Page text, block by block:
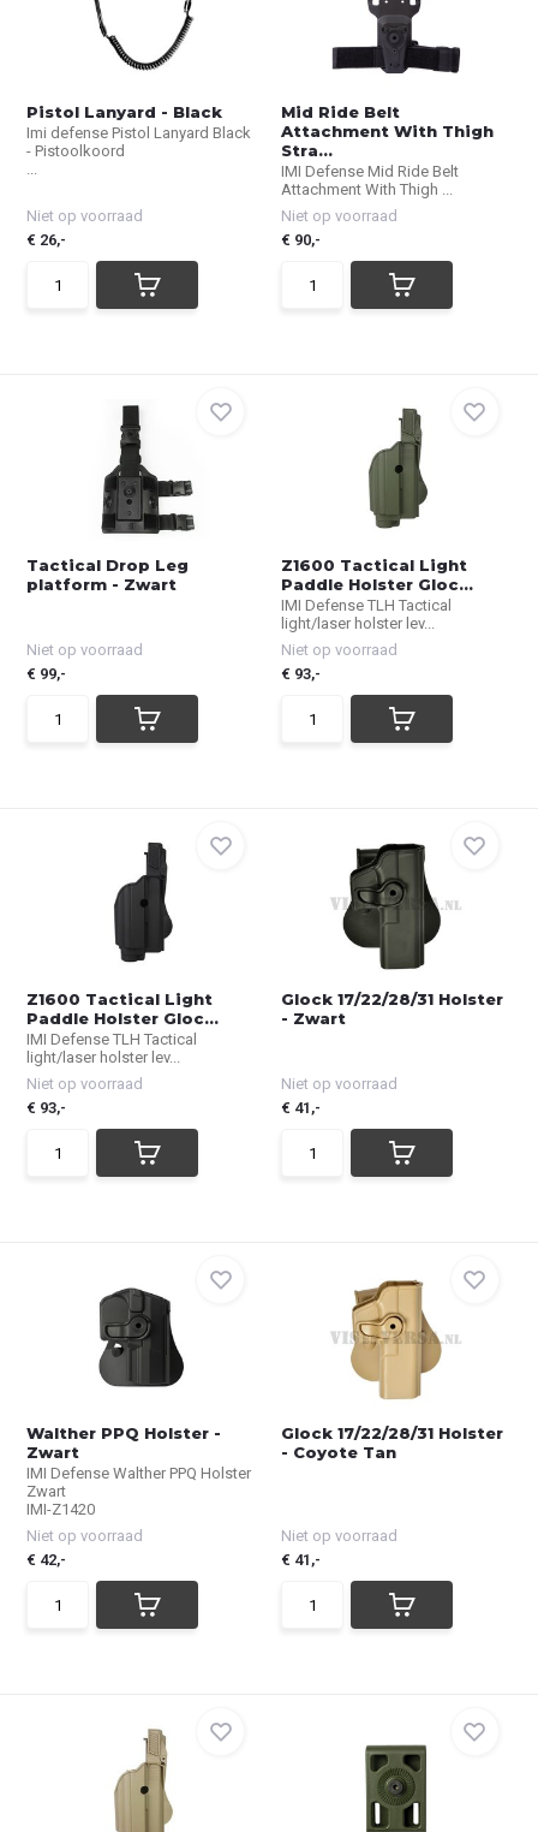
Pistol Lanyard - Black
Imi defense Pistol Lanyard Black
- Pistoolkoord
...
Niet op voorraad
€ 26,-
Mid Ride Belt
Attachment With Thigh
Stra...
IMI Defense Mid Ride Belt
Attachment With Thigh ...
Niet op voorraad
€ 90,-
Tactical Drop Leg
platform - Zwart
Niet op voorraad
€ 99,-
Z1600 Tactical Light
Paddle Holster Gloc...
IMI Defense TLH Tactical
light/laser holster lev...
Niet op voorraad
€ 93,-
Z1600 Tactical Light
Paddle Holster Gloc...
IMI Defense TLH Tactical
light/laser holster lev...
Niet op voorraad
€ 93,-
Glock 17/22/28/31 Holster
- Zwart
Niet op voorraad
€ 41,-
Walther PPQ Holster -
Zwart
IMI Defense Walther PPQ Holster
Zwart
IMI-Z1420
Niet op voorraad
€ 42,-
Glock 17/22/28/31 Holster
- Coyote Tan
Niet op voorraad
€ 41,-